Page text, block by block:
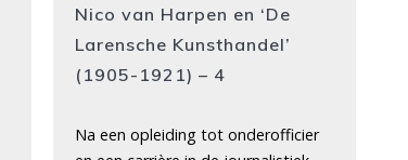
Nico van Harpen en ‘De
Larensche Kunsthandel’
(1905-1921) – 4
Na een opleiding tot onderofficier